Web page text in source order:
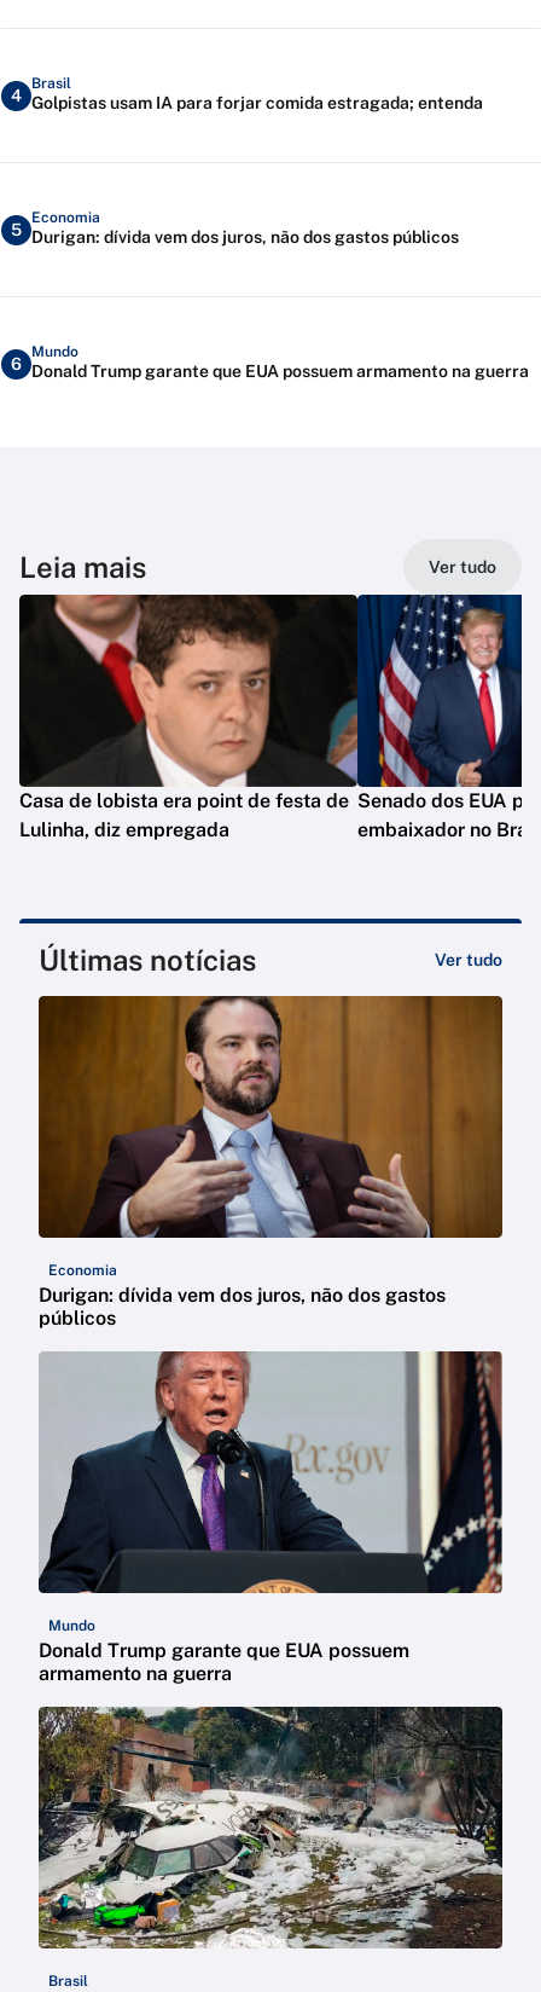
4
Brasil
Golpistas usam IA para forjar comida estragada; entenda
5
Economia
Durigan: dívida vem dos juros, não dos gastos públicos
6
Mundo
Donald Trump garante que EUA possuem armamento na guerra
Leia mais Ver tudo
Casa de lobista era point de festa de
Lulinha, diz empregada
Senado dos EUA
embaixador no
Últimas notícias Ver tudo
Economia
Durigan: dívida vem dos juros, não dos gastos
públicos
Mundo
Donald Trump garante que EUA possuem
armamento na guerra
Brasil